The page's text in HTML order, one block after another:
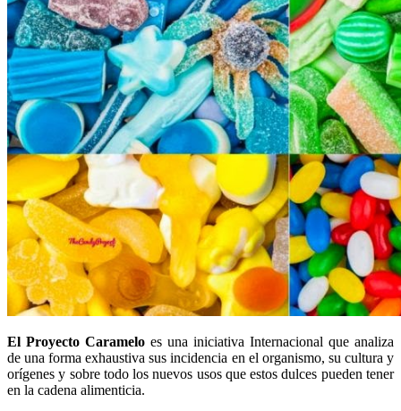
El Proyecto Caramelo es una iniciativa Internacional que analiza
de una forma exhaustiva sus incidencia en el organismo, su cultura y
orígenes y sobre todo los nuevos usos que estos dulces pueden tener
en la cadena alimenticia.